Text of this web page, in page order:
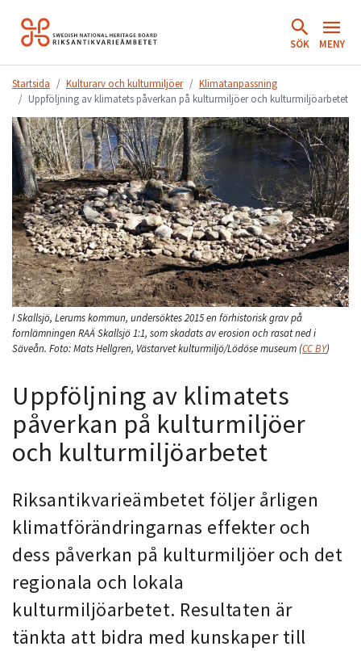
Hoppa
till
SÖK MENY
Startsida Kulturarv och kulturmiljöer
Klimatanpassning
Uppföljning av klimatets påverkan på kulturmiljöer och kulturmiljöarbetet
I Skallsjö, Lerums kommun, undersöktes 2015 en förhistorisk grav på
fornlämningen RAÄ Skallsjö 1:1, som skadats av erosion och rasat ned i
Säveån. Foto:Mats Hellgren, Västarvet kulturmiljö/Lödöse museum(CC BY)
Uppföljning av klimatets
påverkan på kulturmiljöer
och kulturmiljöarbetet
Riksantikvarieämbetet följer årligen
klimatförändringarnas effekter och
dess påverkan på kulturmiljöer och det
regionala och lokala
kulturmiljöarbetet. Resultaten är
tänkta att bidra med kunskaper till